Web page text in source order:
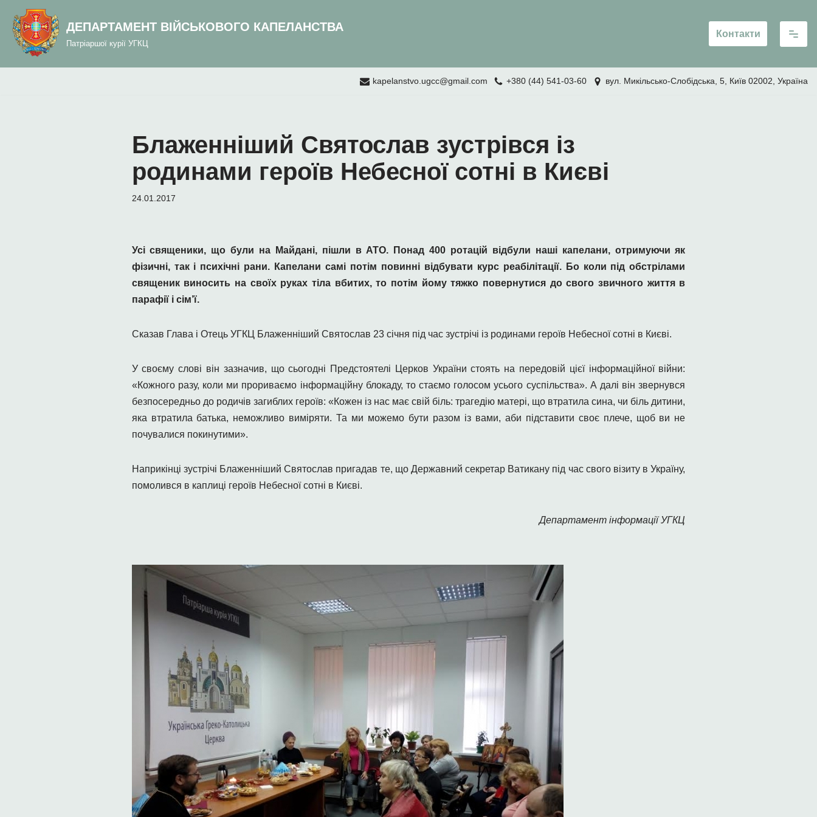
вмісту
Перейти
вмісту
ДЕПАРТАМЕНТ ВІЙСЬКОВОГО КАПЕЛАНСТВА
Патріаршої курії УГКЦ
Контакти
kapelanstvo.ugcc@gmail.com +380 (44) 541-03-60 вул. Микільсько-Слобідська, 5, Київ 02002, Україна
Блаженніший Святослав зустрівся із
родинами героїв Небесної cотні в Києві
24.01.2017
Усі священики, що були на Майдані, пішли в АТО. Понад 400 ротацій відбули наші капелани, отримуючи як
фізичні, так і психічні рани. Капелани самі потім повинні відбувати курс реабілітації. Бо коли під обстрілами
священик виносить на своїх руках тіла вбитих, то потім йому тяжко повернутися до свого звичного життя в
парафії і сім’ї.
Сказав Глава і Отець УГКЦ Блаженніший Святослав 23 січня під час зустрічі із родинами героїв Небесної сотні в Києві.
У своєму слові він зазначив, що сьогодні Предстоятелі Церков України стоять на передовій цієї інформаційної війни:
«Кожного разу, коли ми прориваємо інформаційну блокаду, то стаємо голосом усього суспільства». А далі він звернувся
безпосередньо до родичів загиблих героїв: «Кожен із нас має свій біль: трагедію матері, що втратила сина, чи біль дитини,
яка втратила батька, неможливо виміряти. Та ми можемо бути разом із вами, аби підставити своє плече, щоб ви не
почувалися покинутими».
Наприкінці зустрічі Блаженніший Святослав пригадав те, що Державний секретар Ватикану під час свого візиту в Україну,
помолився в каплиці героїв Небесної сотні в Києві.
Департамент інформації УГКЦ